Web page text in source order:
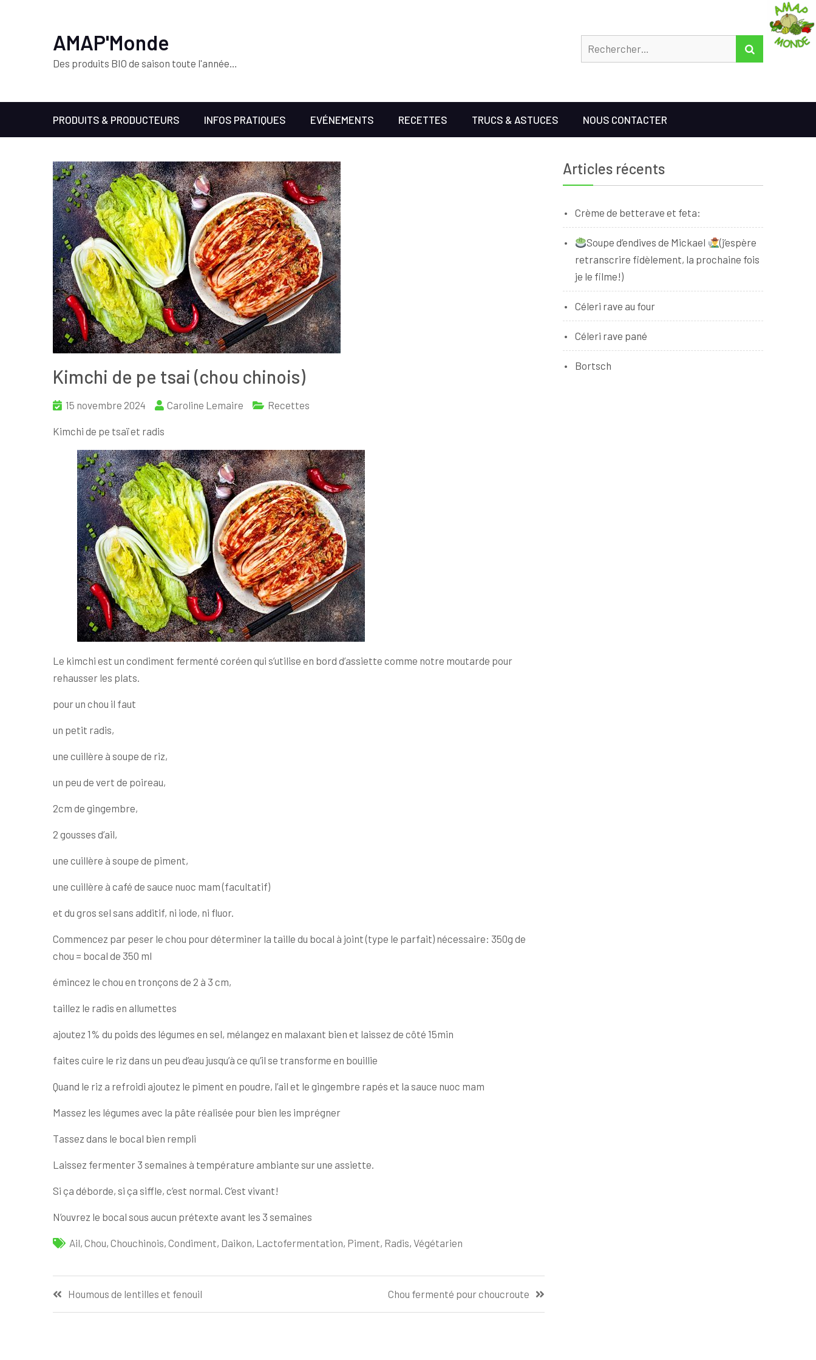
AMAP'Monde
Des produits BIO de saison toute l'année…
RECHERCHER
PRODUITS & PRODUCTEURS INFOS PRATIQUES EVÉNEMENTS RECETTES TRUCS & ASTUCES NOUS CONTACTER
Kimchi de pe tsai (chou chinois)
15 novembre 2024 Caroline Lemaire Recettes
Kimchi de pe tsaï et radis
Le kimchi est un condiment fermenté coréen qui s’utilise en bord d’assiette comme notre moutarde pour
rehausser les plats.
pour un chou il faut
un petit radis,
une cuillère à soupe de riz,
un peu de vert de poireau,
2cm de gingembre,
2 gousses d’ail,
une cuillère à soupe de piment,
une cuillère à café de sauce nuoc mam (facultatif)
et du gros sel sans additif, ni iode, ni fluor.
Commencez par peser le chou pour déterminer la taille du bocal à joint (type le parfait) nécessaire: 350g de
chou = bocal de 350 ml
émincez le chou en tronçons de 2 à 3 cm,
taillez le radis en allumettes
ajoutez 1% du poids des légumes en sel, mélangez en malaxant bien et laissez de côté 15min
faites cuire le riz dans un peu d’eau jusqu’à ce qu’il se transforme en bouillie
Quand le riz a refroidi ajoutez le piment en poudre, l’ail et le gingembre rapés et la sauce nuoc mam
Massez les légumes avec la pâte réalisée pour bien les imprégner
Tassez dans le bocal bien rempli
Laissez fermenter 3 semaines à température ambiante sur une assiette.
Si ça déborde, si ça siffle, c’est normal. C’est vivant!
N’ouvrez le bocal sous aucun prétexte avant les 3 semaines
Ail, Chou, Chouchinois, Condiment, Daikon, Lactofermentation, Piment, Radis, Végétarien
Navigation
de
Houmous de lentilles et fenouil Chou fermenté pour choucroute
Articles récents
Crème de betterave et feta:
Soupe d’endives de Mickael
(j’espère
retranscrire fidèlement, la prochaine fois
je le filme!)
Céleri rave au four
Céleri rave pané
Bortsch